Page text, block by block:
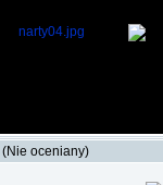
(Nie oceniany)